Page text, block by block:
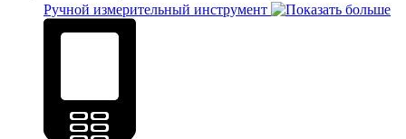
Ручной измерительный инструмент